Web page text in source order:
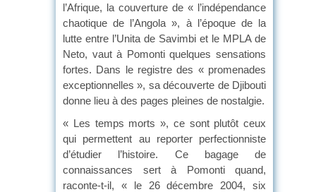
l’Afrique, la couverture de « l’indépendance
chaotique de l’Angola », à l’époque de la
lutte entre l’Unita de Savimbi et le MPLA de
Neto, vaut à Pomonti quelques sensations
fortes. Dans le registre des « promenades
exceptionnelles », sa découverte de Djibouti
donne lieu à des pages pleines de nostalgie.
« Les temps morts », ce sont plutôt ceux
qui permettent au reporter perfectionniste
d’étudier l’histoire. Ce bagage de
connaissances sert à Pomonti quand,
raconte-t-il, « le 26 décembre 2004, six